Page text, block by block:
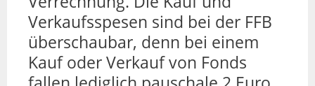
Verkaufsspesen sind bei der FFB
überschaubar, denn bei einem
Kauf oder Verkauf von Fonds